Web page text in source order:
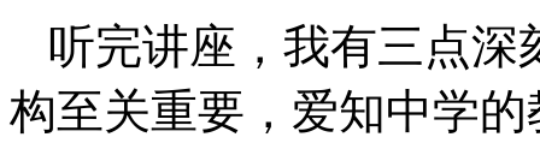
听完讲座，我有三点
构至关重要，爱知中学